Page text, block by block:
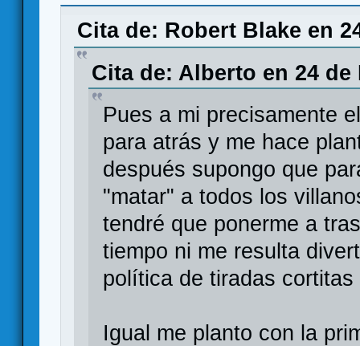
Cita de: Robert Blake en
Cita de: Alberto en 24 de
Pues a mi precisamente
para atrás y me hace
después supongo que
"matar" a todos los
tendré que ponerme a
tiempo ni me resulta
política de tiradas
Igual me planto con la